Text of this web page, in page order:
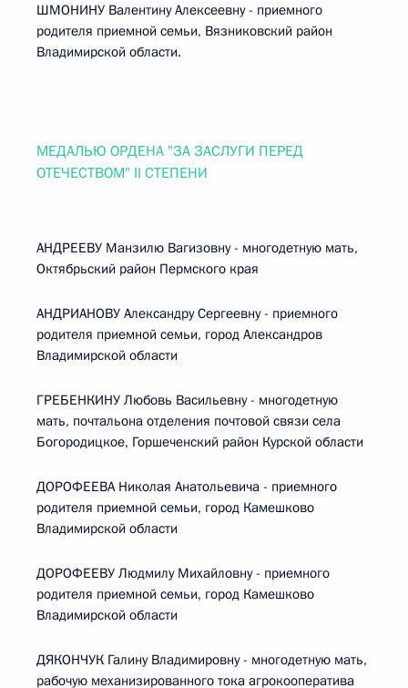
ШМОНИНУ Валентину Алексеевну - приемного
родителя приемной семьи, Вязниковский район
Владимирской области.
МЕДАЛЬЮ ОРДЕНА "ЗА ЗАСЛУГИ ПЕРЕД
ОТЕЧЕСТВОМ" II СТЕПЕНИ
АНДРЕЕВУ Манзилю Вагизовну - многодетную мать,
Октябрьский район Пермского края
АНДРИАНОВУ Александру Сергеевну - приемного
родителя приемной семьи, город Александров
Владимирской области
ГРЕБЕНКИНУ Любовь Васильевну - многодетную
мать, почтальона отделения почтовой связи села
Богородицкое, Горшеченский район Курской области
ДОРОФЕЕВА Николая Анатольевича - приемного
родителя приемной семьи, город Камешково
Владимирской области
ДОРОФЕЕВУ Людмилу Михайловну - приемного
родителя приемной семьи, город Камешково
Владимирской области
ДЯКОНЧУК Галину Владимировну - многодетную мать,
рабочую механизированного тока агрокооператива